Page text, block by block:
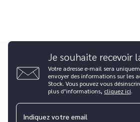
Je souhaite recevoir
Votre adresse e-mail sera
envoyer des informations sur les
Stock. Vous pouvez vous
plus d’informations, cliquez ici.
Indiquez votre email